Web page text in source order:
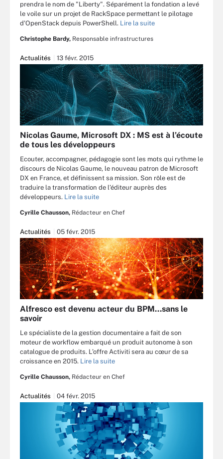
prendra le nom de "Liberty". Séparément la fondation a levé
le voile sur un projet de RackSpace permettant le pilotage
d'OpenStack depuis PowerShell. Lire la suite
Christophe Bardy, Responsable infrastructures
Actualités 13 févr. 2015
Nicolas Gaume, Microsoft DX : MS est à l’écoute
de tous les développeurs
Ecouter, accompagner, pédagogie sont les mots qui rythme le
discours de Nicolas Gaume, le nouveau patron de Microsoft
DX en France, et définissent sa mission. Son rôle est de
traduire la transformation de l’éditeur auprès des
développeurs. Lire la suite
Cyrille Chausson, Rédacteur en Chef
Actualités 05 févr. 2015
Alfresco est devenu acteur du BPM…sans le
savoir
Le spécialiste de la gestion documentaire a fait de son
moteur de workflow embarqué un produit autonome à son
catalogue de produits. L’offre Activiti sera au cœur de sa
croissance en 2015. Lire la suite
Cyrille Chausson, Rédacteur en Chef
Actualités 04 févr. 2015